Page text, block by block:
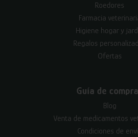
Roedores
Farmacia
Higiene hogar y
Regalos
Ofertas
Guía de
Blog
Venta de medicamentos
Condiciones de